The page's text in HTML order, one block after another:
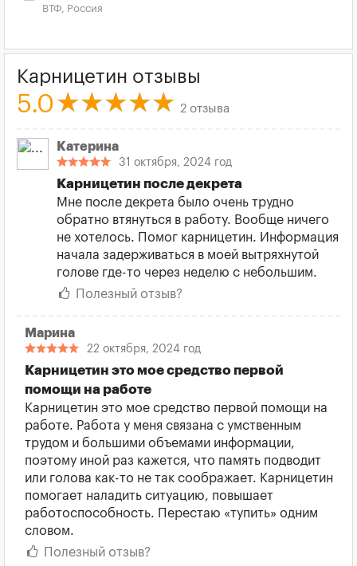
ВТФ, Россия
Карницетин отзывы
5.0 2 отзыва
Катерина
31 октября, 2024 год
Карницетин после декрета
Мне после декрета было очень трудно
обратно втянуться в работу. Вообще ничего
не хотелось. Помог карницетин. Информация
начала задерживаться в моей вытряхнутой
голове где-то через неделю с небольшим.
Полезный отзыв?
Марина
22 октября, 2024 год
Карницетин это мое средство первой
помощи на работе
Карницетин это мое средство первой помощи на
работе. Работа у меня связана с умственным
трудом и большими объемами информации,
поэтому иной раз кажется, что память подводит
или голова как-то не так соображает. Карницетин
помогает наладить ситуацию, повышает
работоспособность. Перестаю «тупить» одним
словом.
Полезный отзыв?